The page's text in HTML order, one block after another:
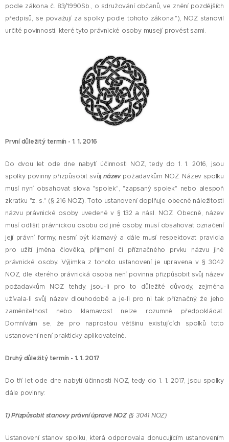
podle zákona č. 83/1990Sb., o sdružování občanů, ve znění pozdějších
předpisů, se považují za spolky podle tohoto zákona."), NOZ stanovil
určité povinnosti, které tyto právnické osoby musejí provést sami.
První důležitý termín - 1. 1. 2016
Do dvou let ode dne nabytí účinnosti NOZ, tedy do 1. 1. 2016, jsou
spolky povinny přizpůsobit svůjnázevpožadavkům NOZ. Název spolku
musí nyní obsahovat slova "spolek", "zapsaný spolek" nebo alespoň
zkratku "z. s." (§ 216 NOZ). Toto ustanovení doplňuje obecné náležitosti
názvu právnické osoby uvedené v § 132 a násl. NOZ. Obecně, název
musí odlišit právnickou osobu od jiné osoby, musí obsahovat označení
její právní formy, nesmí být klamavý a dále musí respektovat pravidla
pro užití jména člověka, příjmení či příznačného prvku názvu jiné
právnické osoby. Výjimka z tohoto ustanovení je upravena v § 3042
NOZ, dle kterého právnická osoba není povinna přizpůsobit svůj název
požadavkům NOZ tehdy, jsou-li pro to důležité důvody, zejména
užívala-li svůj název dlouhodobě a je-li pro ni tak příznačný, že jeho
zaměnitelnost nebo klamavost nelze rozumně předpokládat.
Domnívám se, že pro naprostou většinu existujících spolků toto
ustanovení není prakticky aplikovatelné.
Druhý důležitý termín - 1. 1. 2017
Do tří let ode dne nabytí účinnosti NOZ, tedy do 1. 1. 2017, jsou spolky
dále povinny:
1) Přizpůsobit stanovy právní úpravě NOZ(§ 3041 NOZ)
Ustanovení stanov spolku, která odporovala donucujícím ustanovením